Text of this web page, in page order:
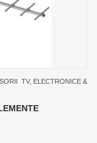
TV, ELECTRONICE &